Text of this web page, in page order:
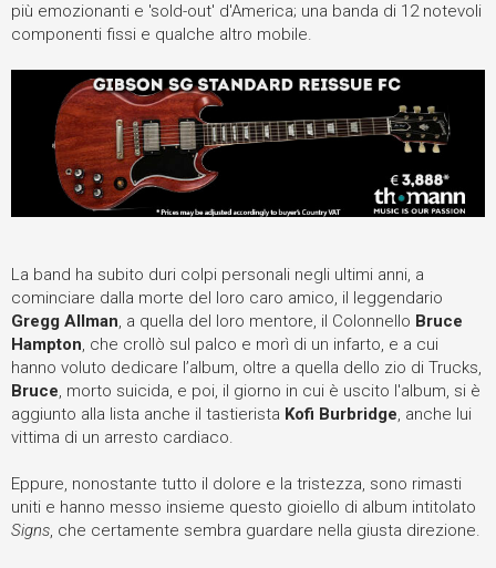
più emozionanti e 'sold-out' d'America; una banda di 12 notevoli
componenti fissi e qualche altro mobile.
La band ha subito duri colpi personali negli ultimi anni, a
cominciare dalla morte del loro caro amico, il leggendario
Gregg Allman , a quella del loro mentore, il Colonnello Bruce
Hampton , che crollò sul palco e morì di un infarto, e a cui
hanno voluto dedicare l’album, oltre a quella dello zio di Trucks,
Bruce , morto suicida, e poi, il giorno in cui è uscito l'album, si è
aggiunto alla lista anche il tastierista Kofi Burbridge , anche lui
vittima di un arresto cardiaco.
Eppure, nonostante tutto il dolore e la tristezza, sono rimasti
uniti e hanno messo insieme questo gioiello di album intitolato
Signs , che certamente sembra guardare nella giusta direzione.